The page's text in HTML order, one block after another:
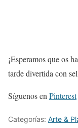
¡Esperamos que os
tarde divertida con
Síguenos en Pinterest
Categorías: Arte &